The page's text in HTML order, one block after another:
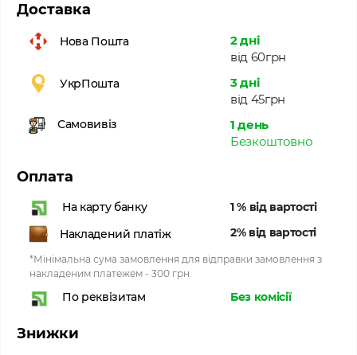
Доставка
Нова Пошта
2 дні
від 60грн
УкрПошта
3 дні
від 45грн
Самовивіз
1 день
Безкоштовно
Оплата
На карту банку
1 % від вартості
Накладений платіж
2% від вартості
*Мінімальна сума замовлення для відправки замовлення з
накладеним платежем - 300 грн.
По реквізитам Без комісії
Знижки